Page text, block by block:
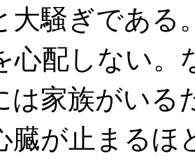
大騒ぎである
心配しない。
は家族がいる
臓が止まるほ